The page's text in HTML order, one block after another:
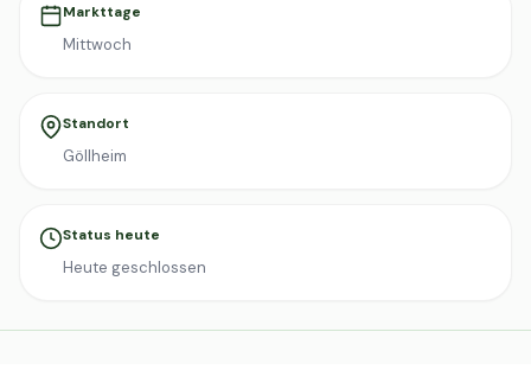
Markttage
Mittwoch
Standort
Göllheim
Status heute
Heute geschlossen